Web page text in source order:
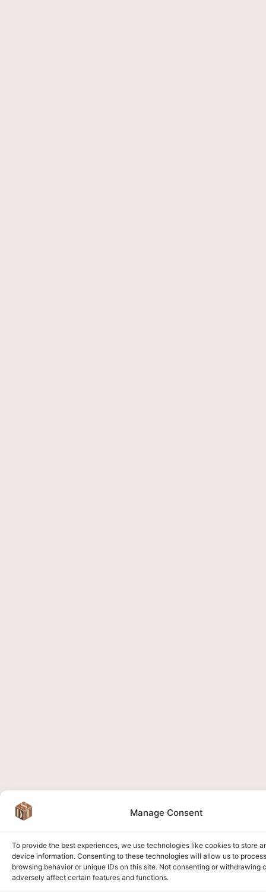
Manage Consent
To provide the best experiences, we use technologies like cookies to store
device information. Consenting to these technologies will allow us to
browsing behavior or unique IDs on this site. Not consenting or withdrawing
adversely affect certain features and functions.